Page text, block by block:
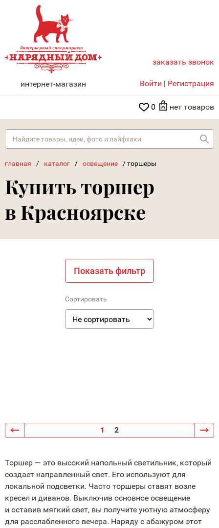
НАРЯДНЫЙ ДОМ
интернет-магазин
заказать звонок
Войти | Регистрация
0 нет товаров
главная / каталог / освещение /торшеры
Купить торшер
в Красноярске
1 2
Торшер — это высокий напольный светильник, который
создает направленный свет. Его используют для
локальной подсветки. Часто торшеры ставят возле
кресел и диванов. Выключив основное освещение
и оставив мягкий свет, вы получите уютную атмосферу
для расслабленного вечера. Наряду с абажуром этот
Показать фильтр
Сортировать